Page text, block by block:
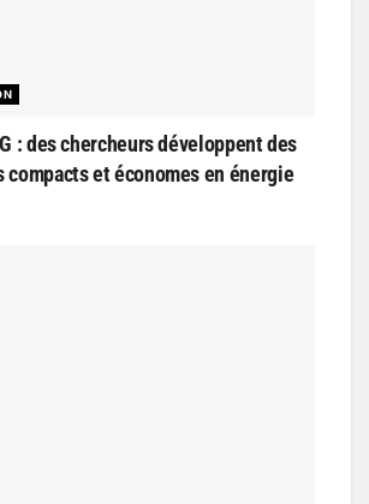
: des chercheurs développent des
compacts et économes en énergie